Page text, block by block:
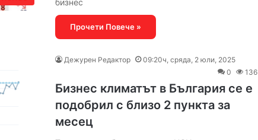
бизнес
Прочети Повече »
Дежурен Редактор
09:20ч, сряда, 2 юли, 2025
0
136
Бизнес климатът в България се е
подобрил с близо 2 пункта за
месец